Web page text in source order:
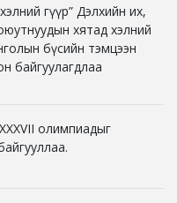
гүүр” Дэлхийн их,
хятад хэлний
бүсийн тэмцээн
байгуулагдлаа
олимпиадыг